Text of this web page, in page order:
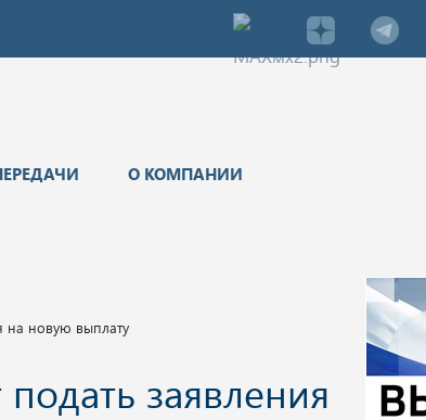
О КОМПАНИИ
на новую выплату
заявления